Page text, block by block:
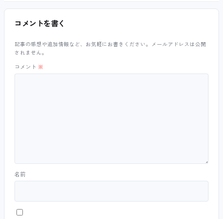
コメントを書く
記事の感想や追加情報など、お気軽にお書きください。メールアドレスは公開
されません。
コメント ※
名前